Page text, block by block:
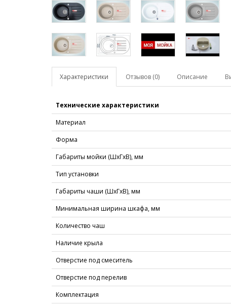
Характеристики Отзывов (0) Описание
Технические характеристики
Материал
Форма
Габариты мойки (ШхГхВ), мм
Тип установки
Габариты чаши (ШхГхВ), мм
Минимальная ширина шкафа, мм
Количество чаш
Наличие крыла
Отверстие под смеситель
Отверстие под перелив
Комплектация